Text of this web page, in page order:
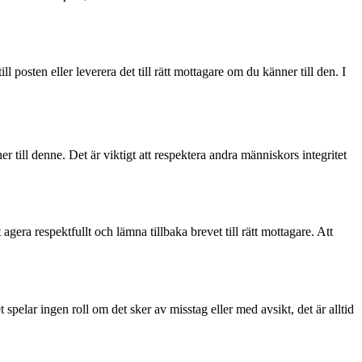
posten eller leverera det till rätt mottagare om du känner till den. I
till denne. Det är viktigt att respektera andra människors integritet
respektfullt och lämna tillbaka brevet till rätt mottagare. Att
ingen roll om det sker av misstag eller med avsikt, det är alltid